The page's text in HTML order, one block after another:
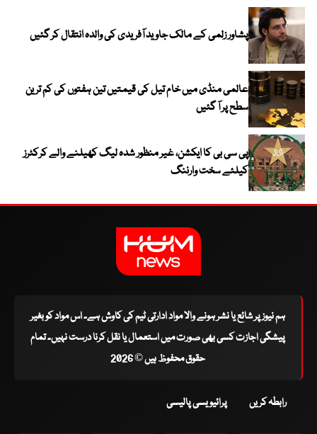
پشاور زلمی کے مالک جاوید آفریدی کی والدہ انتقال کر گئیں
عالمی منڈی میں خام تیل کی قیمتیں تین ہفتوں کی کم ترین
سطح پر آ گئیں
پی سی بی کا ایکشن، غیر منظور شدہ لیگ کھیلنے والے کرکٹرز
کیلئے سخت وارننگ
ہم نیوز پر شائع یا نشر ہونے والا مواد ادارتی ٹیم کی کاوش ہے۔ اس مواد کو بغیر
پیشگی اجازت کسی بھی صورت میں استعمال یا نقل کرنا درست نہیں۔ تمام
حقوق محفوظ ہیں © 2026
رابطہ کریں پرائیویسی پالیسی